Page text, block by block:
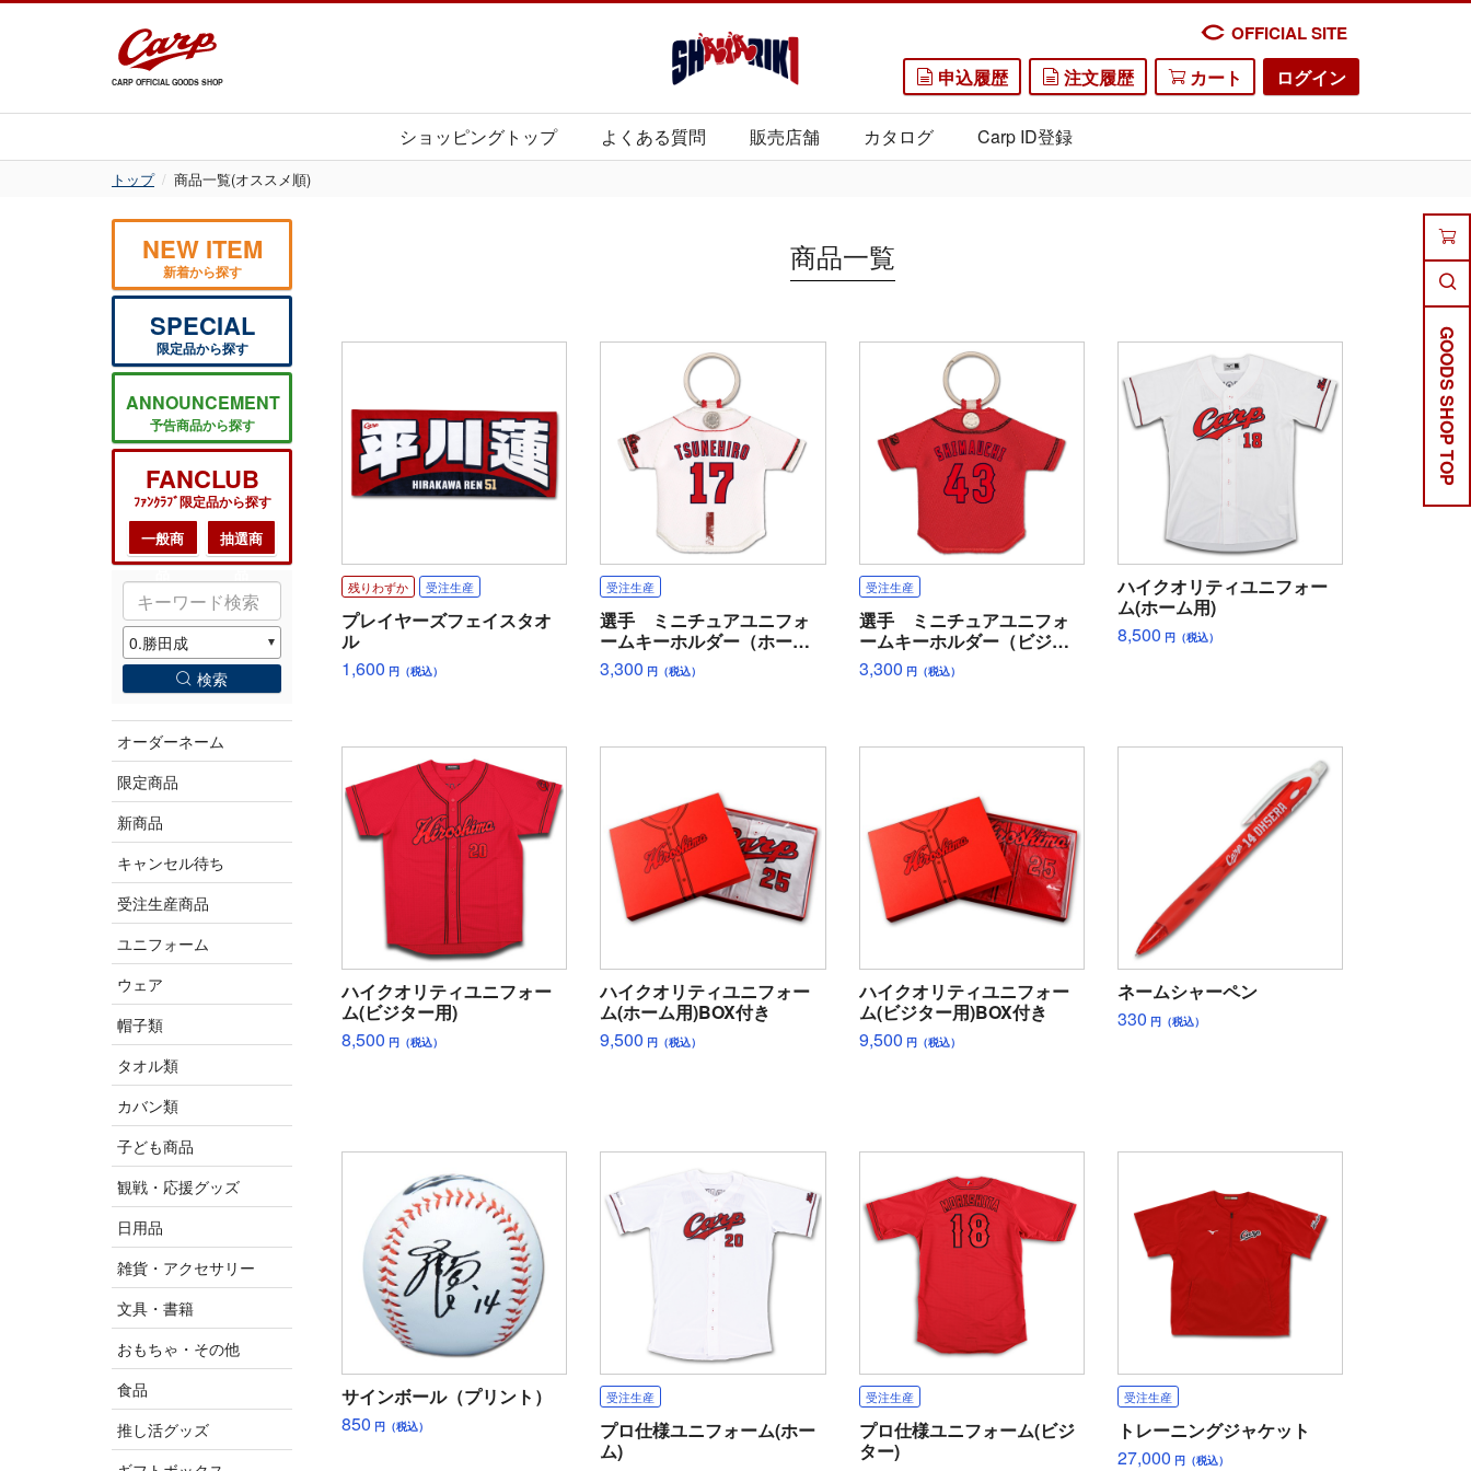
CARP OFFICIAL GOODS SHOP
OFFICIAL SITE
申込履歴 注文履歴 カート ログイン
ショッピングトップ よくある質問 販売店舗 カタログ Carp ID登録
トップ 商品一覧(オススメ順)
NEW ITEM
新着から探す
SPECIAL
限定品から探す
ANNOUNCEMENT
予告商品から探す
FANCLUB
ﾌｧﾝｸﾗﾌﾞ限定品から探す
一般商
抽選商
検索
オーダーネーム
限定商品
新商品
キャンセル待ち
受注生産商品
ユニフォーム
ウェア
帽子類
タオル類
カバン類
子ども商品
観戦・応援グッズ
日用品
雑貨・アクセサリー
文具・書籍
おもちゃ・その他
食品
推し活グッズ
GOODS SHOP TOP
商品一覧
残りわずか 受注生産
プレイヤーズフェイスタオ
ル
1,600 円（税込）
受注生産
選手 ミニチュアユニフォ
ームキーホルダー（ホー
ム）
3,300 円（税込）
受注生産
選手 ミニチュアユニフォ
ームキーホルダー（ビジタ
ー）
3,300 円（税込）
ハイクオリティユニフォー
ム(ホーム用)
8,500 円（税込）
ハイクオリティユニフォー
ム(ビジター用)
8,500 円（税込）
ハイクオリティユニフォー
ム(ホーム用)BOX付き
9,500 円（税込）
ハイクオリティユニフォー
ム(ビジター用)BOX付き
9,500 円（税込）
ネームシャーペン
330 円（税込）
サインボール（プリント）
850 円（税込）
受注生産
プロ仕様ユニフォーム(ホー
ム)
受注生産
プロ仕様ユニフォーム(ビジ
ター)
受注生産
トレーニングジャケット
27,000 円（税込）